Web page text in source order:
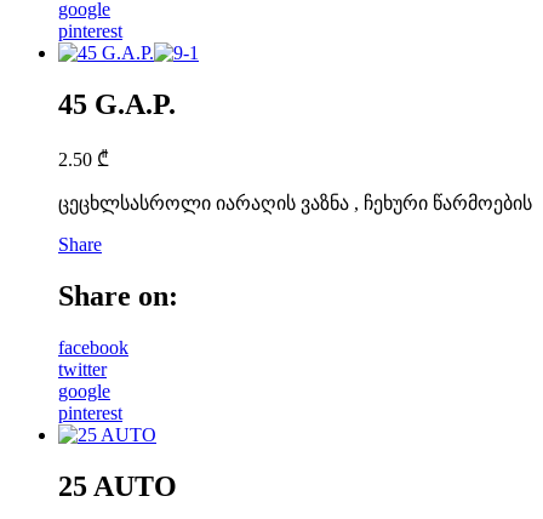
google
pinterest
45 G.A.P.
2.50 ₾
ცეცხლსასროლი იარაღის ვაზნა , ჩეხური წარმოების
Share
Share on:
facebook
twitter
google
pinterest
25 AUTO